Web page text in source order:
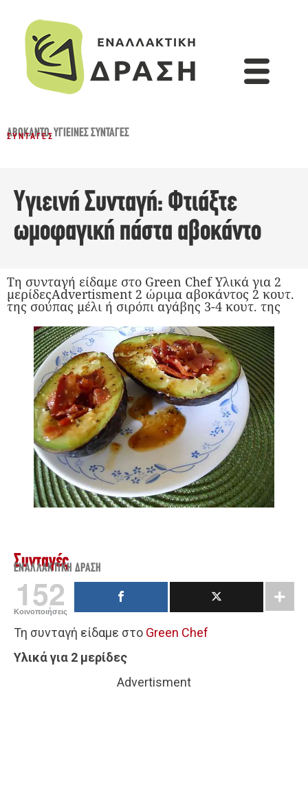
ΑΒΟΚΆΝΤΟ,ΥΓΙΕΙΝΈΣ ΣΥΝΤΑΓΈΣ
ΣΥΝΤΑΓΈΣ
Υγιεινή Συνταγή: Φτιάξτε
ωμοφαγική πάστα αβοκάντο
Τη συνταγή είδαμε στο Green Chef Υλικά για 2
μερίδεςAdvertisment 2 ώριμα αβοκάντος 2 κουτ.
της σούπας μέλι ή σιρόπι αγάβης 3-4 κουτ. της
Συνταγές
ΕΝΑΛΛΑΚΤΙΚΉ ΔΡΆΣΗ
152
Κοινοποιήσεις
Τη συνταγή είδαμε στο Green Chef
Υλικά για 2 μερίδες
Advertisment